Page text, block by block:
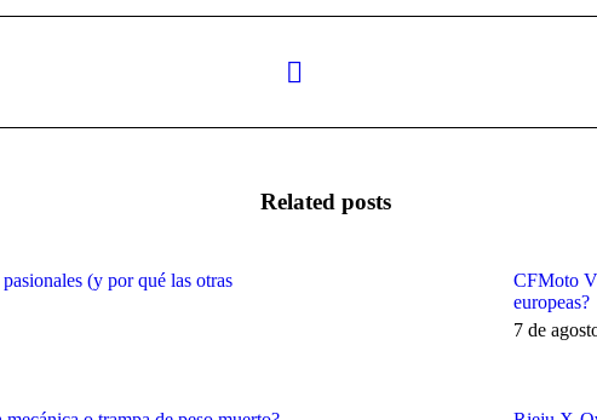
Related posts
(y por qué las otras
CFMoto
europeas?
7 de